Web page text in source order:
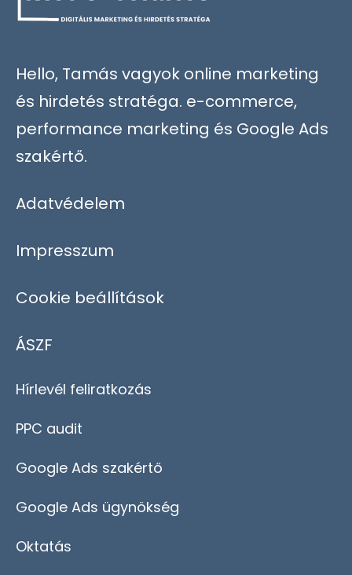
Hello, Tamás vagyok online marketing
és hirdetés stratéga. e-commerce,
performance marketing és Google Ads
szakértő.
Adatvédelem
Impresszum
Cookie beállítások
ÁSZF
Hírlevél feliratkozás
PPC audit
Google Ads szakértő
Google Ads ügynökség
Oktatás